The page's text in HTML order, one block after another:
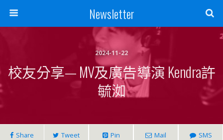
Newsletter
2024-11-22
校友分享— MV及廣告導演 Kendra許
毓洳
Share Tweet Pin Mail SMS